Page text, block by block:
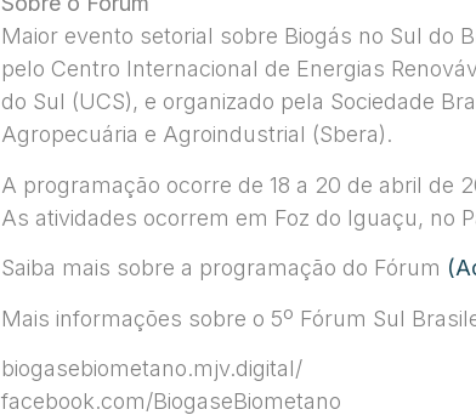
Maior evento setorial sobre Biogás no Sul do
pelo Centro Internacional de Energias
do Sul (UCS), e organizado pela Sociedade
Agropecuária e Agroindustrial (Sbera).
A programação ocorre de 18 a 20 de abril de
As atividades ocorrem em Foz do Iguaçu, no
Saiba mais sobre a programação do Fórum
Mais informações sobre o 5º Fórum Sul
biogasebiometano.mjv.digital/
facebook.com/BiogaseBiometano